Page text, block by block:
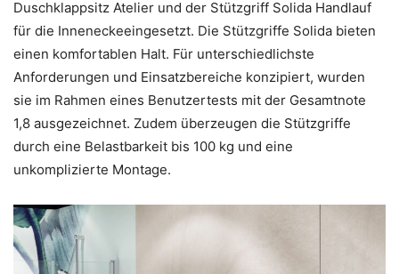
Duschklappsitz Atelier und der Stützgriff Solida Handlauf
für die Inneneckeeingesetzt. Die Stützgriffe Solida bieten
einen komfortablen Halt. Für unterschiedlichste
Anforderungen und Einsatzbereiche konzipiert, wurden
sie im Rahmen eines Benutzertests mit der Gesamtnote
1,8 ausgezeichnet. Zudem überzeugen die Stützgriffe
durch eine Belastbarkeit bis 100 kg und eine
unkomplizierte Montage.